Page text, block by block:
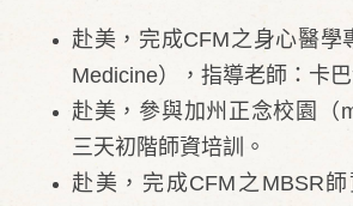
赴美，完成CFM之身心醫學
Medicine），指導老師：卡
赴美，參與加州正念校園（
三天初階師資培訓。
赴美，完成CFM之MBSR